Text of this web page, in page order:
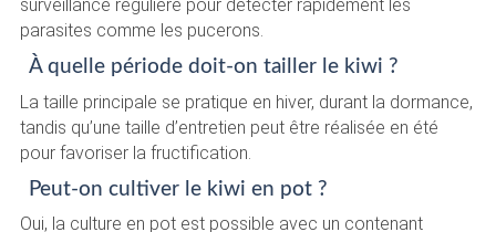
surveillance régulière pour détecter rapidement les
parasites comme les pucerons.
À quelle période doit-on tailler le kiwi ?
La taille principale se pratique en hiver, durant la dormance,
tandis qu’une taille d’entretien peut être réalisée en été
pour favoriser la fructification.
Peut-on cultiver le kiwi en pot ?
Oui, la culture en pot est possible avec un contenant